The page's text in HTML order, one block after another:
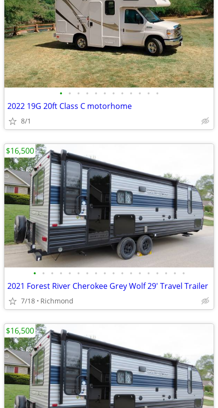
• • • • • • • • • • • •
2022 19G 20ft Class C motorhome
8/1
• • • • • • • • • • • • • • • • • •
2021 Forest River Cherokee Grey Wolf 29' Travel Trailer
7/18 Richmond
$16,500
$16,500